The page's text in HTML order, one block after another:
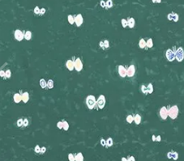
XLサイズ(約130cm～)
弔事・法事
海外へのお土産
季節の贈り物
インテリア
ギフトラッピング
とっておきの日
レーヨン
正絹(絹100％)
鈴木マサル
こはれ
竹久夢二
ふろしきパッチン活用